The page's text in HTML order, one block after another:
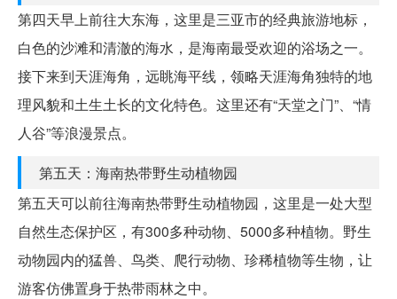
第四天早上前往大东海，这里是三亚市的经典旅游地标，
白色的沙滩和清澈的海水，是海南最受欢迎的浴场之一。
接下来到天涯海角，远眺海平线，领略天涯海角独特的地
理风貌和土生土长的文化特色。这里还有“天堂之门”、“情
人谷”等浪漫景点。
第五天：海南热带野生动植物园
第五天可以前往海南热带野生动植物园，这里是一处大型
自然生态保护区，有300多种动物、5000多种植物。野生
动物园内的猛兽、鸟类、爬行动物、珍稀植物等生物，让
游客仿佛置身于热带雨林之中。